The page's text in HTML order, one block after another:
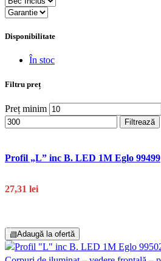
Disponibilitate
În stoc
Filtru preț
Preț minim
Filtrează
Profil „L” inc B. LED 1M Eglo 99499
27,31 lei
▤Adaugă la ofertă